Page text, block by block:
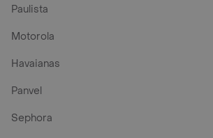
Paulista
Motorola
Havaianas
Panvel
Sephora